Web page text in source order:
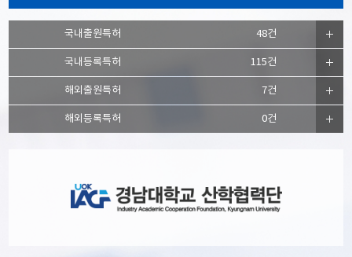
국내출원특허 48건
국내등록특허 115건
해외출원특허 7건
해외등록특허 0건